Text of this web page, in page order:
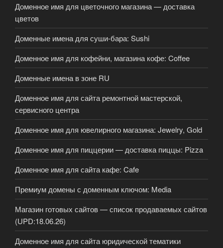
Доменное имя для цветочного магазина — доставка
цветов
Доменные имена для суши-бара: Sushi
Доменное имя для кофейни, магазина кофе: Coffee
Доменные имена в зоне RU
Доменное имя для сайта ремонтной мастерской,
сервисного центра
Доменное имя для ювелирного магазина: Jewelry, Gold
Доменное имя для пиццерии — доставка пиццы: Pizza
Доменное имя для сайта кафе: Cafe
Премиум домены с доменным ключом: Media
Магазин готовых сайтов — список продаваемых сайтов
(UPD:18.06.26)
Доменное имя для сайта юридической тематики